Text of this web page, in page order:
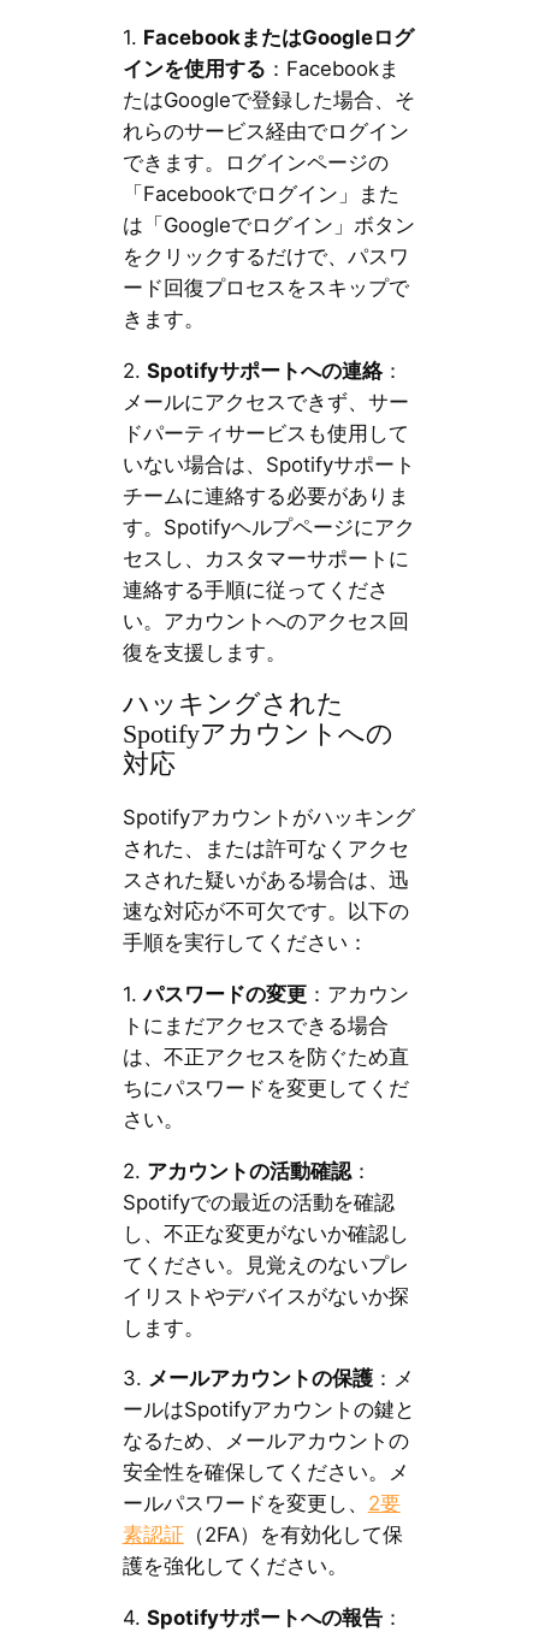
1. FacebookまたはGoogleログ
インを使用する ：Facebookま
たはGoogleで登録した場合、そ
れらのサービス経由でログイン
できます。ログインページの
「Facebookでログイン」また
は「Googleでログイン」ボタン
をクリックするだけで、パスワ
ード回復プロセスをスキップで
きます。
2. Spotifyサポートへの連絡：
メールにアクセスできず、サー
ドパーティサービスも使用して
いない場合は、Spotifyサポート
チームに連絡する必要がありま
す。Spotifyヘルプページにアク
セスし、カスタマーサポートに
連絡する手順に従ってくださ
い。アカウントへのアクセス回
復を支援します。
ハッキングされた
Spotifyアカウントへの
対応
Spotifyアカウントがハッキング
された、または許可なくアクセ
スされた疑いがある場合は、迅
速な対応が不可欠です。以下の
手順を実行してください：
1.パスワードの変更：アカウン
トにまだアクセスできる場合
は、不正アクセスを防ぐため直
ちにパスワードを変更してくだ
さい。
2. アカウントの活動確認：
Spotifyでの最近の活動を確認
し、不正な変更がないか確認し
てください。見覚えのないプレ
イリストやデバイスがないか探
します。
3. メールアカウントの保護：メ
ールはSpotifyアカウントの鍵と
なるため、メールアカウントの
安全性を確保してください。メ
ールパスワードを変更し、 2要
素認証 （2FA）を有効化して保
護を強化してください。
4. Spotifyサポートへの報告：